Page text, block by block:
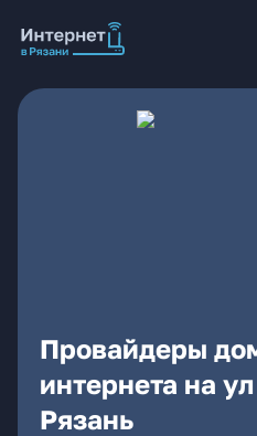
Провайдеры
интернета на
Рязань